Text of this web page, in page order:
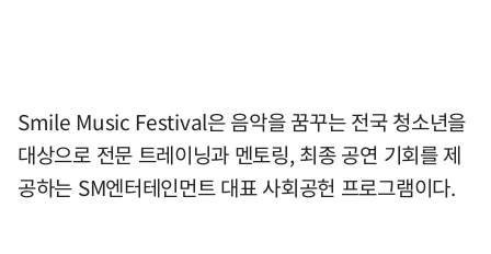
Smile Music Festival은 음악을 꿈꾸는 전국 청소년을
대상으로 전문 트레이닝과 멘토링, 최종 공연 기회를 제
공하는 SM엔터테인먼트 대표 사회공헌 프로그램이다.